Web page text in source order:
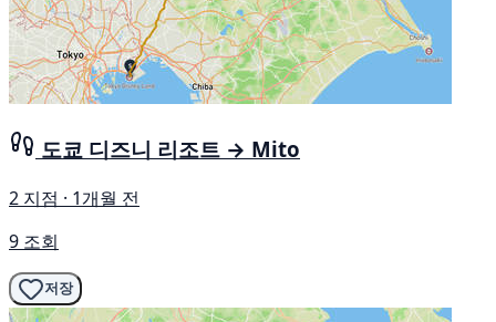
도쿄 디즈니 리조트 → Mito
2 지점 · 1개월 전
9 조회
저장